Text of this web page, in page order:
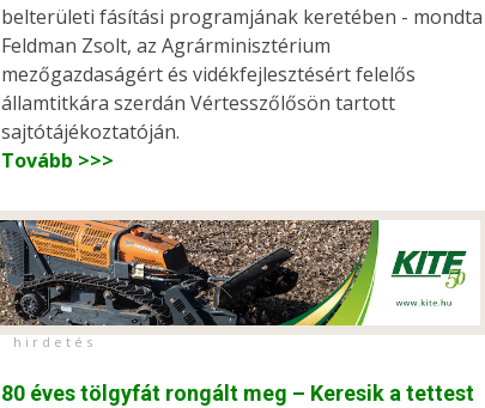
belterületi fásítási programjának keretében - mondta
Feldman Zsolt, az Agrárminisztérium
mezőgazdaságért és vidékfejlesztésért felelős
államtitkára szerdán Vértesszőlősön tartott
sajtótájékoztatóján.
Tovább >>>
h i r d e t é s
80 éves tölgyfát rongált meg – Keresik a tettest